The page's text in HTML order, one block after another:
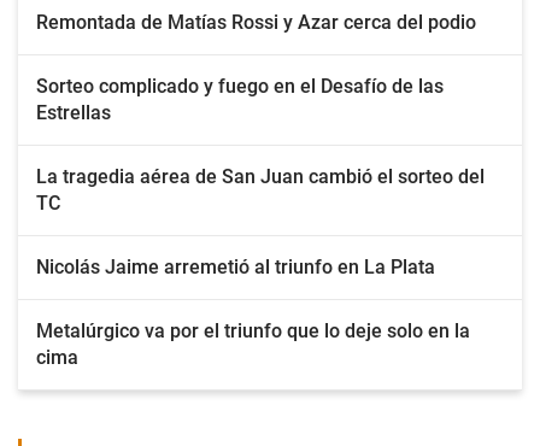
Remontada de Matías Rossi y Azar cerca del podio
Sorteo complicado y fuego en el Desafío de las
Estrellas
La tragedia aérea de San Juan cambió el sorteo del
TC
Nicolás Jaime arremetió al triunfo en La Plata
Metalúrgico va por el triunfo que lo deje solo en la
cima